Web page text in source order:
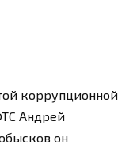
коррупционной
Андрей
он